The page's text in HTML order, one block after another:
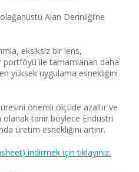
Alan Derinliği’ne
eksiksiz bir lens,
portföyü ile tamamlanan daha
yüksek uygulama esnekliğini
önemli ölçüde azaltır ve
olanak tanır böylece Endüstri
üretim esnekliğini artırır.
indirmek için tıklayınız.